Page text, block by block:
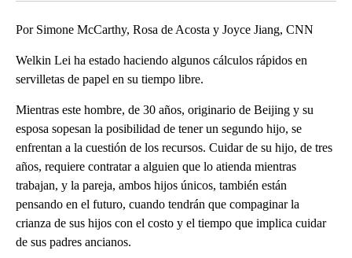
Por Simone McCarthy, Rosa de Acosta y Joyce Jiang, CNN
Welkin Lei ha estado haciendo algunos cálculos rápidos en
servilletas de papel en su tiempo libre.
Mientras este hombre, de 30 años, originario de Beijing y su
esposa sopesan la posibilidad de tener un segundo hijo, se
enfrentan a la cuestión de los recursos. Cuidar de su hijo, de tres
años, requiere contratar a alguien que lo atienda mientras
trabajan, y la pareja, ambos hijos únicos, también están
pensando en el futuro, cuando tendrán que compaginar la
crianza de sus hijos con el costo y el tiempo que implica cuidar
de sus padres ancianos.